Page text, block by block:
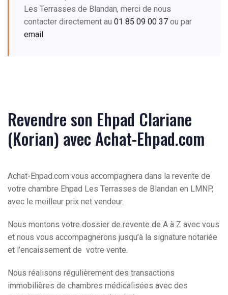
Les Terrasses de Blandan, merci de nous
contacter directement au 01 85 09 00 37 ou par
email
Revendre son Ehpad Clariane
(Korian) avec Achat-Ehpad.com
Achat-Ehpad.com vous accompagnera dans la revente de
votre chambre Ehpad Les Terrasses de Blandan en LMNP,
avec le meilleur prix net vendeur.
Nous montons votre dossier de revente de A à Z avec vous
et nous vous accompagnerons jusqu’à la signature notariée
et l’encaissement de votre vente.
Nous réalisons régulièrement des transactions
immobilières de chambres médicalisées avec des